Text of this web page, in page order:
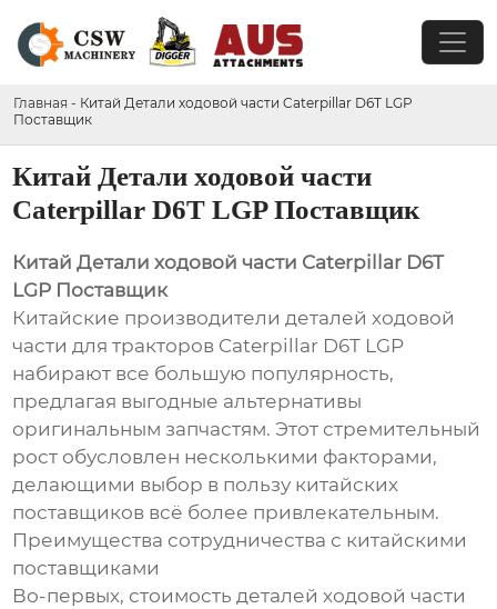
Главная - Китай Детали ходовой части Caterpillar D6T LGP
Поставщик
Китай Детали ходовой части
Caterpillar D6T LGP Поставщик
Китай Детали ходовой части Caterpillar D6T
LGP Поставщик
Китайские производители деталей ходовой
части для тракторов Caterpillar D6T LGP
набирают все большую популярность,
предлагая выгодные альтернативы
оригинальным запчастям. Этот стремительный
рост обусловлен несколькими факторами,
делающими выбор в пользу китайских
поставщиков всё более привлекательным.
Преимущества сотрудничества с китайскими
поставщиками
Во-первых, стоимость деталей ходовой части